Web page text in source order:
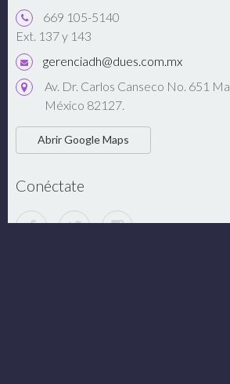
669 105-5140
Ext. 137 y 143
gerenciadh@dues.com.mx
Av. Dr. Carlos Canseco No. 651
México 82127.
Abrir Google Maps
Conéctate